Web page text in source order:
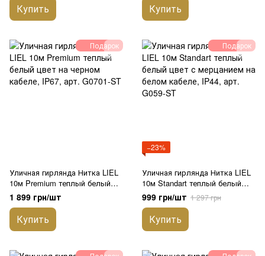
Купить Купить
Подарок
Уличная гирлянда Нитка LIEL
10м Premium теплый белый
цвет на черном кабеле, IP67,
арт. G0701-ST
1 899 грн/шт
Купить
Подарок
−23%
Уличная гирлянда Нитка LIEL
10м Standart теплый белый
цвет с мерцанием на белом
кабеле, IP44, арт. G059-ST
999 грн/шт 1 297 грн
Купить